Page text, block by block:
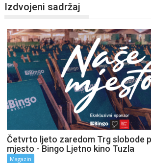
Izdvojeni sadržaj
Četvrto ljeto zaredom Trg slobode
mjesto - Bingo Ljetno kino Tuzla
Magazin